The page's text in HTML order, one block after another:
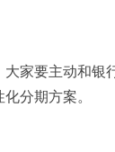
家要主动和银
分期方案。